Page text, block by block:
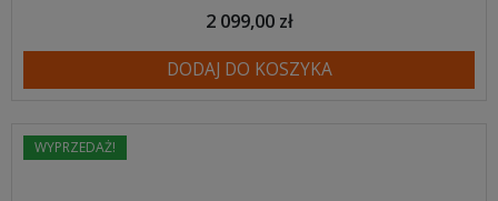
2 099,00 zł
DODAJ DO KOSZYKA
WYPRZEDAŻ!